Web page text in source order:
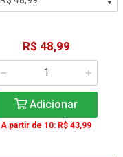
R$ 48,99
Adicionar
A partir de 10: R$ 43,99